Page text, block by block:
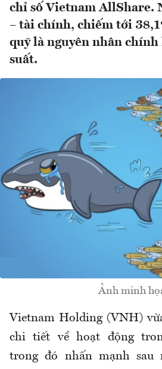
chỉ số Vietnam AllShare.
– tài chính, chiếm tới
quỹ là nguyên nhân
suất.
Ảnh minh
Vietnam Holding (VNH)
chi tiết về hoạt động
trong đó nhấn mạnh sau